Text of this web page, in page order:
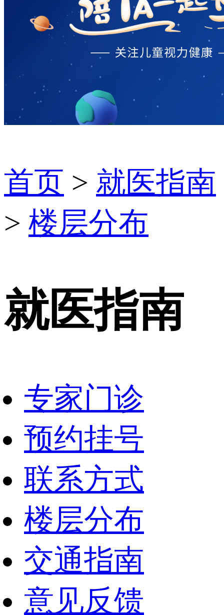
首页 > 就医指南
> 楼层分布
就医指南
专家门诊
预约挂号
联系方式
楼层分布
交通指南
意见反馈